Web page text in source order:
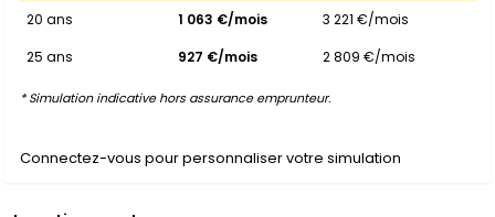
20 ans 1 063 €/mois
3 221 €/mois
25 ans
927 €/mois 2 809 €/mois
* Simulation indicative hors assurance emprunteur.
Connectez-vous pour personnaliser votre simulation